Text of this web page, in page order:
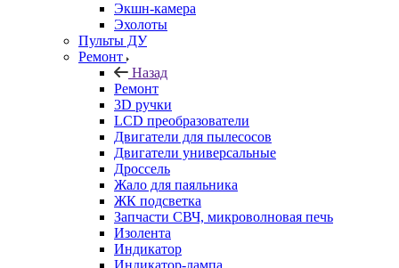
Экшн-камера
Эхолоты
Пульты ДУ
Ремонт
Назад
Ремонт
3D ручки
LCD преобразователи
Двигатели для пылесосов
Двигатели универсальные
Дроссель
Жало для паяльника
ЖК подсветка
Запчасти СВЧ, микроволновая печь
Изолента
Индикатор
Индикатор-лампа